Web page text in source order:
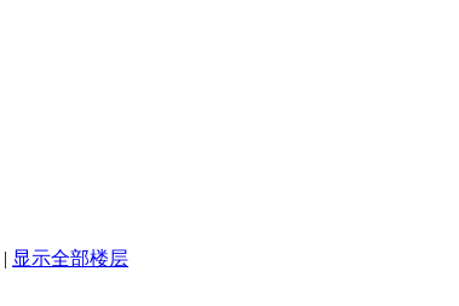
| 显示全部楼层